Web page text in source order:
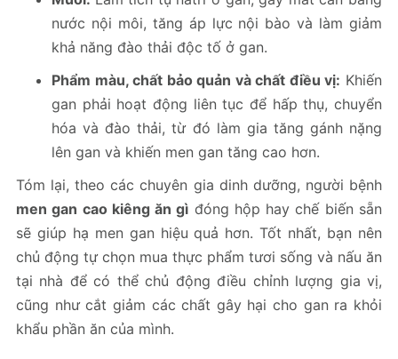
nước nội môi, tăng áp lực nội bào và làm giảm
khả năng đào thải độc tố ở gan.
Phẩm màu, chất bảo quản và chất điều vị: Khiến
gan phải hoạt động liên tục để hấp thụ, chuyển
hóa và đào thải, từ đó làm gia tăng gánh nặng
lên gan và khiến men gan tăng cao hơn.
Tóm lại, theo các chuyên gia dinh dưỡng, người bệnh
men gan cao kiêng ăn gì đóng hộp hay chế biến sẵn
sẽ giúp hạ men gan hiệu quả hơn. Tốt nhất, bạn nên
chủ động tự chọn mua thực phẩm tươi sống và nấu ăn
tại nhà để có thể chủ động điều chỉnh lượng gia vị,
cũng như cắt giảm các chất gây hại cho gan ra khỏi
khẩu phần ăn của mình.